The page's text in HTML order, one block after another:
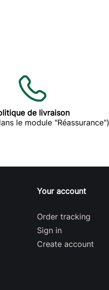
de livraison
le module "Réassurance")
Your account
Order tracking
Sign in
Create account